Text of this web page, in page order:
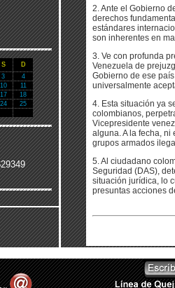
S
D
3
4
10
11
17
18
24
25
2. Ante el Gobierno
derechos
estándares
son inherentes en
3. Ve con profunda
Venezuela de
Gobierno de ese
universalmente
4. Esta situación ya
colombianos,
Vicepresidente
alguna. A la fecha,
grupos armados
5. Al ciudadano
Seguridad (DAS),
situación jurídica, lo
presuntas acciones